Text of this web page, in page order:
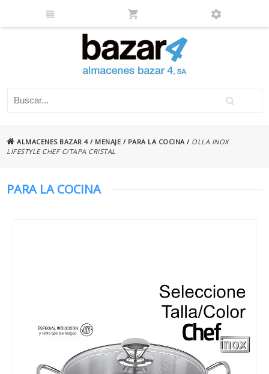
ALMACENES BAZAR 4/ MENAJE / PARA LA COCINA / OLLA INOX
LIFESTYLE CHEF C/TAPA CRISTAL
PARA LA COCINA